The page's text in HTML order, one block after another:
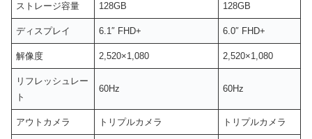
ストレージ容量 128GB 128GB
ディスプレイ 6.1″ FHD+ 6.0″ FHD+
解像度 2,520×1,080 2,520×1,080
リフレッシュレー
ト
60Hz 60Hz
アウトカメラ トリプルカメラ トリプルカメラ